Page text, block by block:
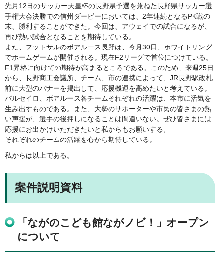
先月12日のサッカー天皇杯の長野県予選を兼ねた長野県サッカー選
手権大会決勝での信州ダービーにおいては、2年連続となるPK戦の
末、勝利することができた。今回は、アウェイでの試合になるが、
再び熱い試合となることを期待している。
また、フットサルのボアルース長野は、今月30日、ホワイトリング
でホームゲームが開催される。現在F2リーグで首位につけている。
F1昇格に向けての期待が高まるところである。このため、来週25日
から、長野商工会議所、チーム、市の連携によって、JR長野駅改札
前に大型のバナーを掲出して、応援機運を高めたいと考えている。
パルセイロ、ボアルース各チームそれぞれの活躍は、本市に活気を
生み出すものである。また、大勢のサポーターや市民の皆さまの熱
い声援が、選手の後押しになることは間違いない。ぜひ皆さまには
応援にお出かけいただきたいと私からもお願いする。
それぞれのチームの活躍を心から期待している。
私からは以上である。
案件説明資料
「ながのこども館ながノビ！」オープン
について